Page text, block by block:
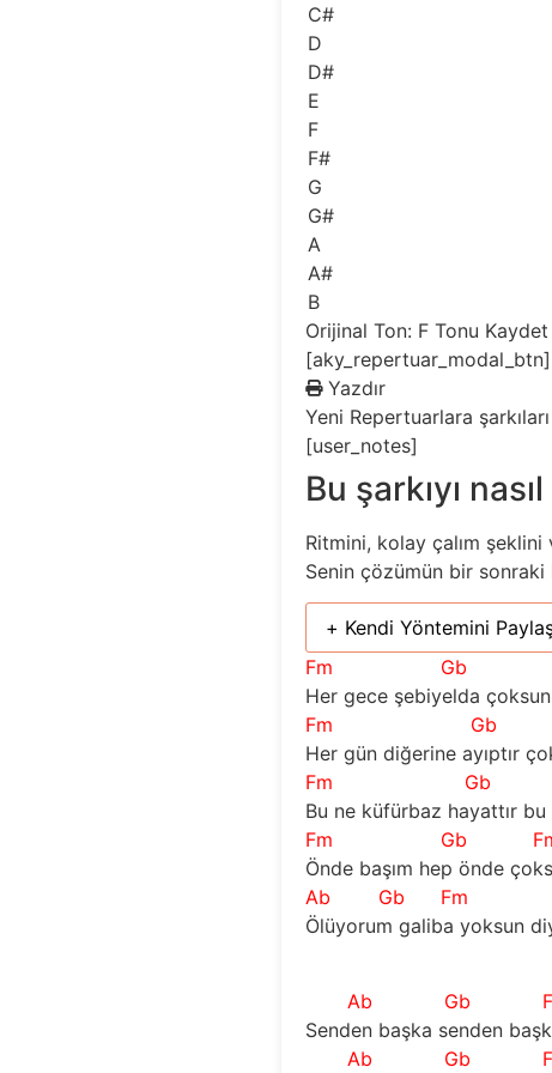
C#
D
D#
E
F
F#
G
G#
A
A#
B
Orijinal Ton: FTonu Kaydet
[aky_repertuar_modal_btn]
Yazdır
Yeni Repertuarlara
[user_notes]
Bu şarkıyı
Ritmini, kolay çalım
Senin çözümün bir
+ Kendi Yöntemini
Fm
Gb
Her gece şebiyelda
Fm
Gb
Her gün diğerine ayıptır
Fm
Gb
Bu ne küfürbaz hayattır
Fm
Gb
Önde başım hep önde
Ab
Gb
Fm
Ölüyorum galiba yoksun
Ab Gb
Senden başka senden
Ab
Gb